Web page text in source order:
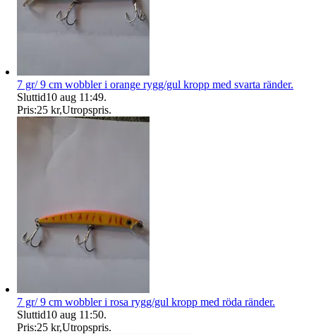
7 gr/ 9 cm wobbler i orange rygg/gul kropp med svarta ränder.
Sluttid10 aug 11:49.
Pris:25 kr,Utropspris.
7 gr/ 9 cm wobbler i rosa rygg/gul kropp med röda ränder.
Sluttid10 aug 11:50.
Pris:25 kr,Utropspris.